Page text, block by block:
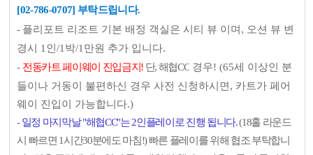
[02-786-0707] 부탁드립니다.
- 플리포트 리조트 기본 배정 객실은 시티 뷰 이며, 오션 뷰 변
경시 1인/1박/1만원 추가 입니다.
- 전동카트 페이웨이 진입금지! 단, 해협CC 경우! (65세 이상인 분
들이나 거동이 불편하신 경우 사전 신청하시면, 카트가 페어
웨이 진입이 가능합니다.)
-일정 마지막날 "해협CC"는 2인플레이로 진행 됩니다.(18홀 라운드
시 빠르면 1시간30분에도 마침!) 빠른 플레이를 위해 협조 부탁합니